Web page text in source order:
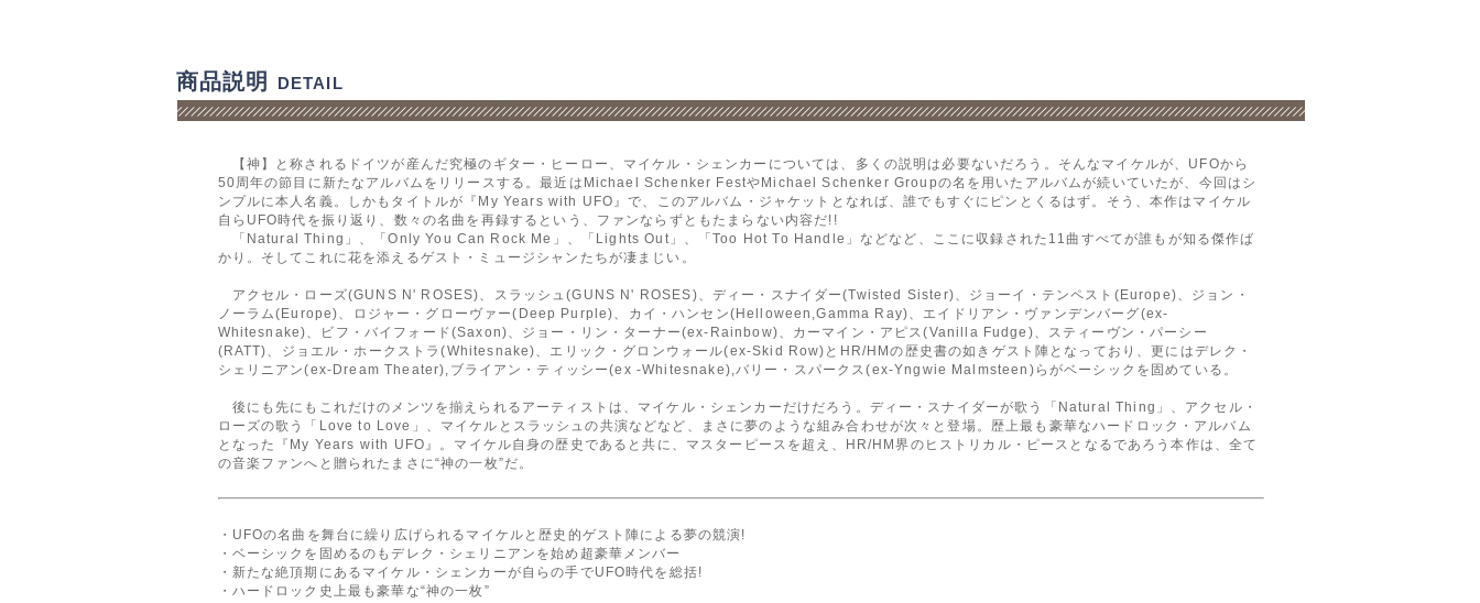
商品説明 DETAIL
【神】と称されるドイツが産んだ究極のギター・ヒーロー、マイケル・シェンカーについては、多くの説明は必要ないだろう。そんなマイケルが、UFOから
50周年の節目に新たなアルバムをリリースする。最近はMichael Schenker FestやMichael Schenker Groupの名を用いたアルバムが続いていたが、今回はシ
ンプルに本人名義。しかもタイトルが『My Years with UFO』で、このアルバム・ジャケットとなれば、誰でもすぐにピンとくるはず。そう、本作はマイケル
自らUFO時代を振り返り、数々の名曲を再録するという、ファンならずともたまらない内容だ!!
「Natural Thing」、「Only You Can Rock Me」、「Lights Out」、「Too Hot To Handle」などなど、ここに収録された11曲すべてが誰もが知る傑作ば
かり。そしてこれに花を添えるゲスト・ミュージシャンたちが凄まじい。
アクセル・ローズ(GUNS N' ROSES)、スラッシュ(GUNS N' ROSES)、ディー・スナイダー(Twisted Sister)、ジョーイ・テンペスト(Europe)、ジョン・
ノーラム(Europe)、ロジャー・グローヴァー(Deep Purple)、カイ・ハンセン(Helloween,Gamma Ray)、エイドリアン・ヴァンデンバーグ(ex-
Whitesnake)、ビフ・バイフォード(Saxon)、ジョー・リン・ターナー(ex-Rainbow)、カーマイン・アピス(Vanilla Fudge)、スティーヴン・パーシー
(RATT)、ジョエル・ホークストラ(Whitesnake)、エリック・グロンウォール(ex-Skid Row)とHR/HMの歴史書の如きゲスト陣となっており、更にはデレク・
シェリニアン(ex-Dream Theater),ブライアン・ティッシー(ex -Whitesnake),バリー・スパークス(ex-Yngwie Malmsteen)らがベーシックを固めている。
後にも先にもこれだけのメンツを揃えられるアーティストは、マイケル・シェンカーだけだろう。ディー・スナイダーが歌う「Natural Thing」、アクセル・
ローズの歌う「Love to Love」、マイケルとスラッシュの共演などなど、まさに夢のような組み合わせが次々と登場。歴上最も豪華なハードロック・アルバム
となった『My Years with UFO』。マイケル自身の歴史であると共に、マスターピースを超え、HR/HM界のヒストリカル・ピースとなるであろう本作は、全て
の音楽ファンへと贈られたまさに“神の一枚”だ。
・UFOの名曲を舞台に繰り広げられるマイケルと歴史的ゲスト陣による夢の競演!
・ベーシックを固めるのもデレク・シェリニアンを始め超豪華メンバー
・新たな絶頂期にあるマイケル・シェンカーが自らの手でUFO時代を総括!
・ハードロック史上最も豪華な“神の一枚”